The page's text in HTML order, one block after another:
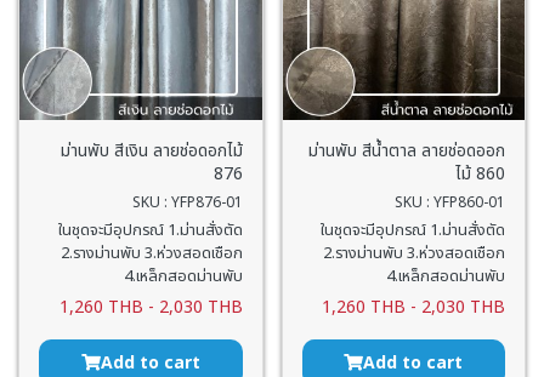
ม่านพับ สีเงิน ลายช่อดอกไม้
876
SKU : YFP876-01
ในชุดจะมีอุปกรณ์ 1.ม่านสั่งตัด
2.รางม่านพับ 3.ห่วงสอดเชือก
4.เหล็กสอดม่านพับ
1,260 THB - 2,030 THB
Add to cart
ม่านพับ สีน้ำตาล ลายช่อดออก
ไม้ 860
SKU : YFP860-01
ในชุดจะมีอุปกรณ์ 1.ม่านสั่งตัด
2.รางม่านพับ 3.ห่วงสอดเชือก
4.เหล็กสอดม่านพับ
1,260 THB - 2,030 THB
Add to cart